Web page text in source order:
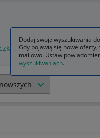
zmniejszenie złoty
Dodaj swoje wyszukiwania
Gdy pojawią się nowe oferty,
mailowo. Ustaw
wyszukiwaniach.